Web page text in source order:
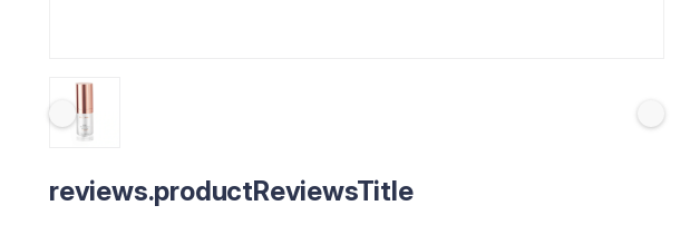
reviews.productReviewsTitle